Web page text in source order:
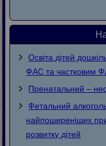
Освіта дітей
ФАС та частковим
Пренатальний –
Фетальний
найпоширеніших
розвитку дітей